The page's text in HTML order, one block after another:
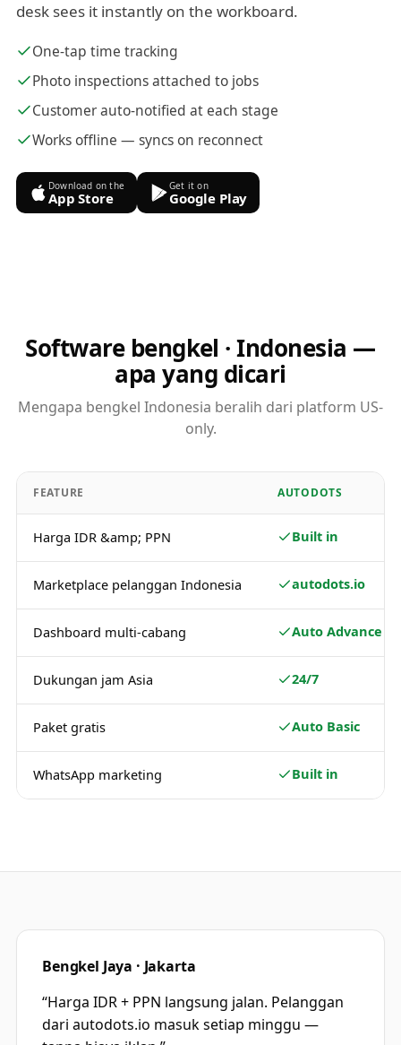
desk sees it instantly on the workboard.
One-tap time tracking
Photo inspections attached to jobs
Customer auto-notified at each stage
Works offline — syncs on reconnect
Download on the
App Store
Get it on
Google Play
Software bengkel · Indonesia —
apa yang dicari
Mengapa bengkel Indonesia beralih dari platform US-
only.
FEATURE AUTODOTS
Harga IDR &amp; PPN Built in
Marketplace pelanggan Indonesia autodots.io
Dashboard multi-cabang Auto Advance /
Dukungan jam Asia 24/7
Paket gratis Auto Basic
WhatsApp marketing Built in
Bengkel Jaya · Jakarta
“Harga IDR + PPN langsung jalan. Pelanggan
dari autodots.io masuk setiap minggu —